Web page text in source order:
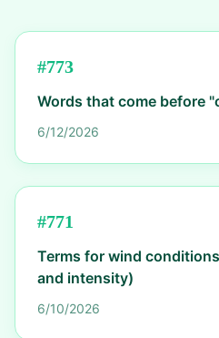
#773
Words that come before
6/12/2026
#771
Terms for wind
and intensity)
6/10/2026